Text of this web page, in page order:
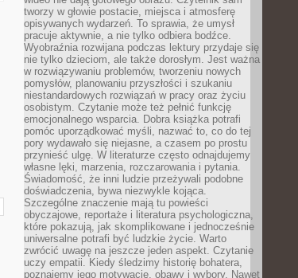
tworzy w głowie postacie, miejsca i atmosferę
opisywanych wydarzeń. To sprawia, że umysł
pracuje aktywnie, a nie tylko odbiera bodźce.
Wyobraźnia rozwijana podczas lektury przydaje się
nie tylko dzieciom, ale także dorosłym. Jest ważna
w rozwiązywaniu problemów, tworzeniu nowych
pomysłów, planowaniu przyszłości i szukaniu
niestandardowych rozwiązań w pracy oraz życiu
osobistym. Czytanie może też pełnić funkcję
emocjonalnego wsparcia. Dobra książka potrafi
pomóc uporządkować myśli, nazwać to, co do tej
pory wydawało się niejasne, a czasem po prostu
przynieść ulgę. W literaturze często odnajdujemy
własne lęki, marzenia, rozczarowania i pytania.
Świadomość, że inni ludzie przeżywali podobne
doświadczenia, bywa niezwykle kojąca.
Szczególne znaczenie mają tu powieści
obyczajowe, reportaże i literatura psychologiczna,
które pokazują, jak skomplikowane i jednocześnie
uniwersalne potrafi być ludzkie życie. Warto
zwrócić uwagę na jeszcze jeden aspekt. Czytanie
uczy empatii. Kiedy śledzimy historię bohatera,
poznajemy jego motywacje, obawy i wybory. Nawet